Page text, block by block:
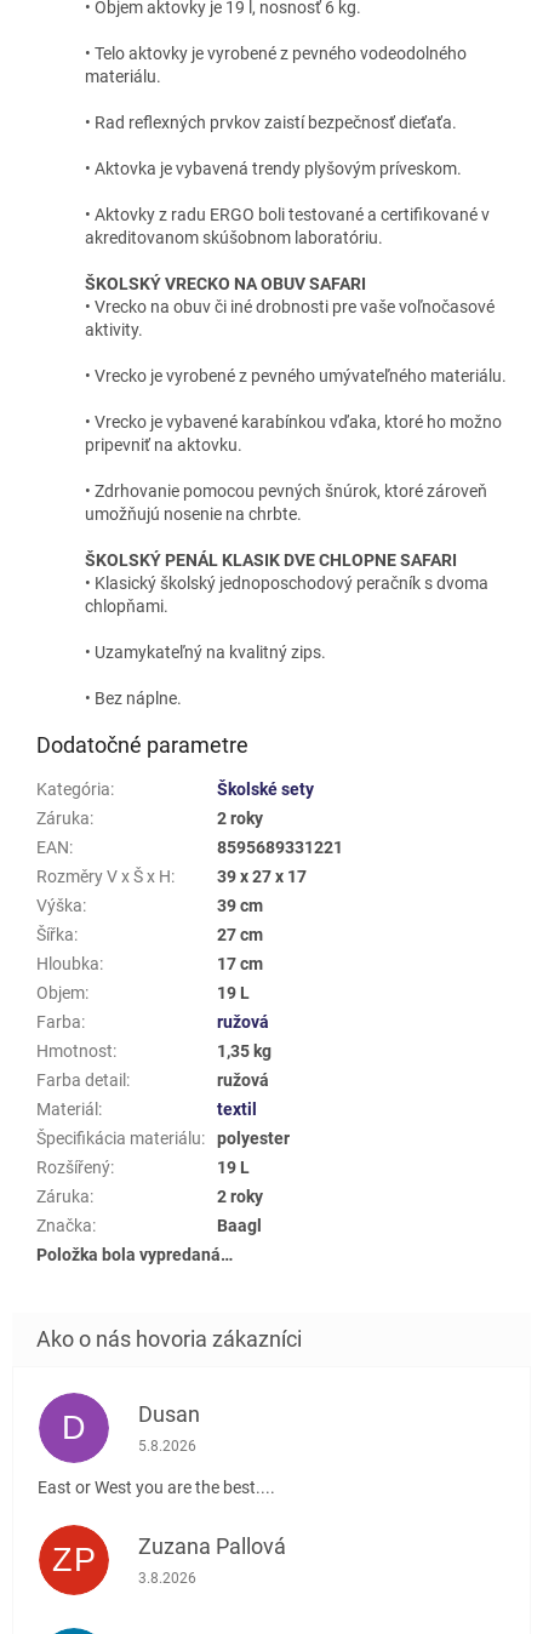
• Objem aktovky je 19 l, nosnosť 6 kg.
• Telo aktovky je vyrobené z pevného vodeodolného
materiálu.
• Rad reflexných prvkov zaistí bezpečnosť dieťaťa.
• Aktovka je vybavená trendy plyšovým príveskom.
• Aktovky z radu ERGO boli testované a certifikované v
akreditovanom skúšobnom laboratóriu.
ŠKOLSKÝ VRECKO NA OBUV SAFARI
• Vrecko na obuv či iné drobnosti pre vaše voľnočasové
aktivity.
• Vrecko je vyrobené z pevného umývateľného materiálu.
• Vrecko je vybavené karabínkou vďaka, ktoré ho možno
pripevniť na aktovku.
• Zdrhovanie pomocou pevných šnúrok, ktoré zároveň
umožňujú nosenie na chrbte.
ŠKOLSKÝ PENÁL KLASIK DVE CHLOPNE SAFARI
• Klasický školský jednoposchodový peračník s dvoma
chlopňami.
• Uzamykateľný na kvalitný zips.
• Bez náplne.
Dodatočné parametre
Kategória:
Školské sety
Záruka:
2 roky
EAN:
8595689331221
Rozměry V x Š x H:
39 x 27 x 17
Výška:
39 cm
Šířka:
27 cm
Hloubka:
17 cm
Objem:
19 L
Farba:
ružová
Hmotnost:
1,35 kg
Farba detail :
ružová
Materiál :
textil
Špecifikácia materiálu:
polyester
Rozšířený:
19 L
Záruka:
2 roky
Značka:
Baagl
Položka bola vypredaná…
D Dusan
Hodnotenie obchodu je 5 z 5 hviezdičiek.
5.8.2026
East or West you are the best....
ZP Zuzana Pallová
Hodnotenie obchodu je 5 z 5 hviezdičiek.
3.8.2026